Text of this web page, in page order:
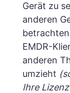
Gerät zu
anderen
betrachten
EMDR-
anderen
umzieht
Ihre